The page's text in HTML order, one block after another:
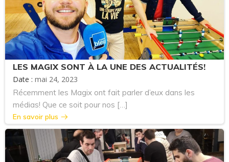
LES MAGIX SONT À LA UNE DES ACTUALITÉS!
Date : mai 24, 2023
Récemment les Magix ont fait parler d’eux dans les
médias! Que ce soit pour nos […]
En savoir plus